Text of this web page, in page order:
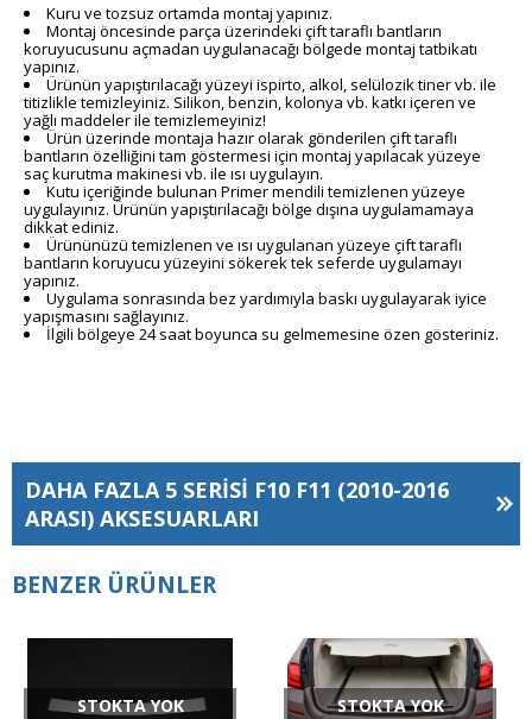
Kuru ve tozsuz ortamda montaj yapınız.
Montaj öncesinde parça üzerindeki çift taraflı bantların
koruyucusunu açmadan uygulanacağı bölgede montaj tatbikatı
yapınız.
Ürünün yapıştırılacağı yüzeyi ispirto, alkol, selülozik tiner vb. ile
titizlikle temizleyiniz. Silikon, benzin, kolonya vb. katkı içeren ve
yağlı maddeler ile temizlemeyiniz!
Ürün üzerinde montaja hazır olarak gönderilen çift taraflı
bantların özelliğini tam göstermesi için montaj yapılacak yüzeye
saç kurutma makinesi vb. ile ısı uygulayın.
Kutu içeriğinde bulunan Primer mendili temizlenen yüzeye
uygulayınız. Ürünün yapıştırılacağı bölge dışına uygulamamaya
dikkat ediniz.
Ürününüzü temizlenen ve ısı uygulanan yüzeye çift taraflı
bantların koruyucu yüzeyini sökerek tek seferde uygulamayı
yapınız.
Uygulama sonrasında bez yardımıyla baskı uygulayarak iyice
yapışmasını sağlayınız.
İlgili bölgeye 24 saat boyunca su gelmemesine özen gösteriniz.
DAHA FAZLA 5 SERISI F10 F11 (2010-2016
ARASI) AKSESUARLARI
BENZER ÜRÜNLER
STOKTA YOK STOKTA YOK